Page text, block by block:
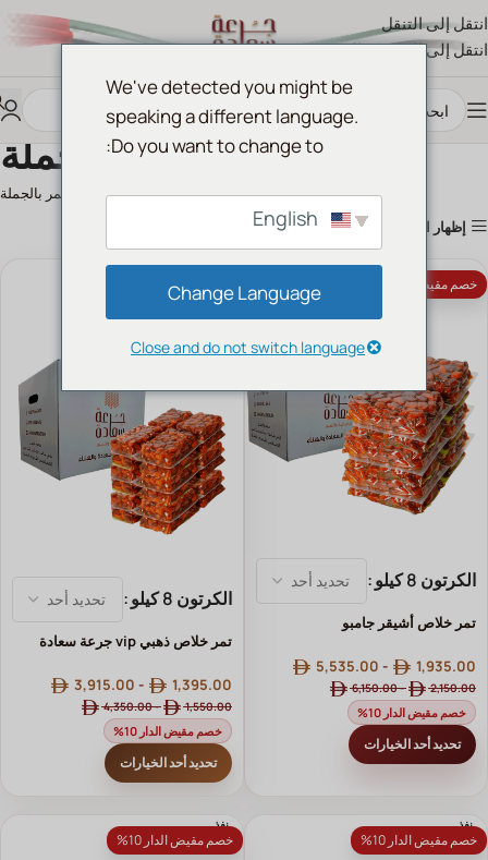
انتقل إلى التنقل
انتقل إلى المحتوى الرئيسي
القهوة والتمر بالجملة
الرئيسية القهوة والتمر بالجملة
إظهار الأعمدة
خصم مقيض الدار 10%
الكرتون 8 كيلو
⁨تمر خلاص أشيقر جامبو ⁩⁩⁩⁩
2,150.00
-
6,150.00
1,935.00
-
5,535.00
خصم مقيض الدار 10%
تحديد أحد الخيارات
خصم مقيض الدار 10%
نفذ
الكرتون 8 كيلو
تمر خلاص ذهبي vip⁩ جرعة سعادة⁩
1,550.00
-
4,350.00
1,395.00
-
3,915.00
خصم مقيض الدار 10%
تحديد أحد الخيارات
خصم مقيض الدار 10%
نفذ
خصم مقيض الدار 10%
نفذ
We've detected you might be
speaking a different language.
Do you want to change to:
Change Language
Close and do not switch language